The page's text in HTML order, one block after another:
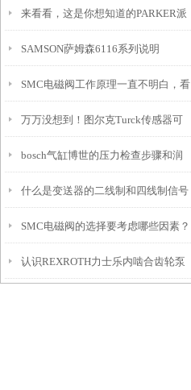
来看看，这是你想知道的PARKER派
克泵吗？
SAMSON萨姆森6116系列说明
SMC电磁阀工作原理一直不明白，看
完这个秒懂！记得收藏
万万没想到！图尔克Turck传感器可
以应用到这么多领域
bosch气缸博世的压力检查步骤和润
滑介绍
什么是变送器的二线制和四线制信号
传输方式
SMC电磁阀的选择要考虑哪些因素？
认识REXROTH力士乐内啮合齿轮泵